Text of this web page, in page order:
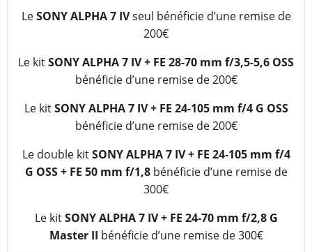
LeSONY ALPHA 7 IVseul bénéficie d’une remise de
200€
Le kitSONY ALPHA 7 IV + FE 28-70 mm f/3,5-5,6 OSS
bénéficie d’une remise de 200€
Le kitSONY ALPHA 7 IV + FE 24-105 mm f/4 G OSS
bénéficie d’une remise de 200€
Le double kitSONY ALPHA 7 IV + FE 24-105 mm f/4
G OSS + FE 50 mm f/1,8 bénéficie d’une remise de
300€
Le kitSONY ALPHA 7 IV + FE 24-70 mm f/2,8 G
Master II bénéficie d’une remise de 300€